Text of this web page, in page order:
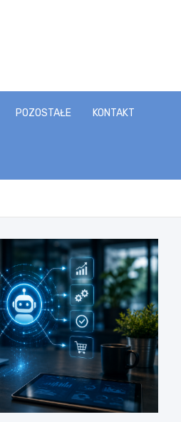
POZOSTAŁE KONTAKT